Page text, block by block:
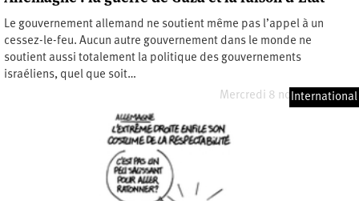
Le gouvernement allemand ne soutient même pas l’appel à un
cessez-le-feu. Aucun autre gouvernement dans le monde ne
soutient aussi totalement la politique des gouvernements
israéliens, quel que soit…
Mercredi 8 novembre 2023
International